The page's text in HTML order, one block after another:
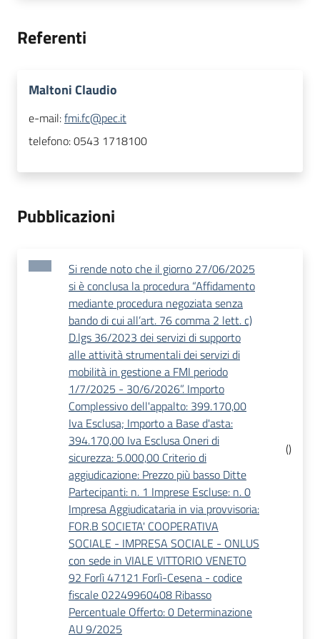
Referenti
Maltoni Claudio
e-mail:fmi.fc@pec.it
telefono:0543 1718100
Pubblicazioni
Si rende noto che il giorno 27/06/2025
si è conclusa la procedura “Affidamento
mediante procedura negoziata senza
bando di cui all’art. 76 comma 2 lett. c)
D.lgs 36/2023 dei servizi di supporto
alle attività strumentali dei servizi di
mobilità in gestione a FMI periodo
1/7/2025 - 30/6/2026”. Importo
Complessivo dell'appalto: 399.170,00
Iva Esclusa; Importo a Base d'asta:
394.170,00 Iva Esclusa Oneri di
sicurezza: 5.000,00 Criterio di
aggiudicazione: Prezzo più basso Ditte
Partecipanti: n. 1 Imprese Escluse: n. 0
Impresa Aggiudicataria in via provvisoria:
FOR.B SOCIETA' COOPERATIVA
SOCIALE - IMPRESA SOCIALE - ONLUS
con sede in VIALE VITTORIO VENETO
92 Forlì 47121 Forlì-Cesena - codice
fiscale 02249960408 Ribasso
Percentuale Offerto: 0 Determinazione
AU 9/2025
()